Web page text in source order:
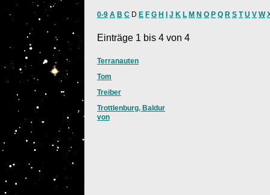
0-9 A B C D E F G H J K L M N O P Q R S T U V W
Einträge 1 bis 4 von 4
Terranauten
Tom
Treiber
Trottlenburg, Baldur
von